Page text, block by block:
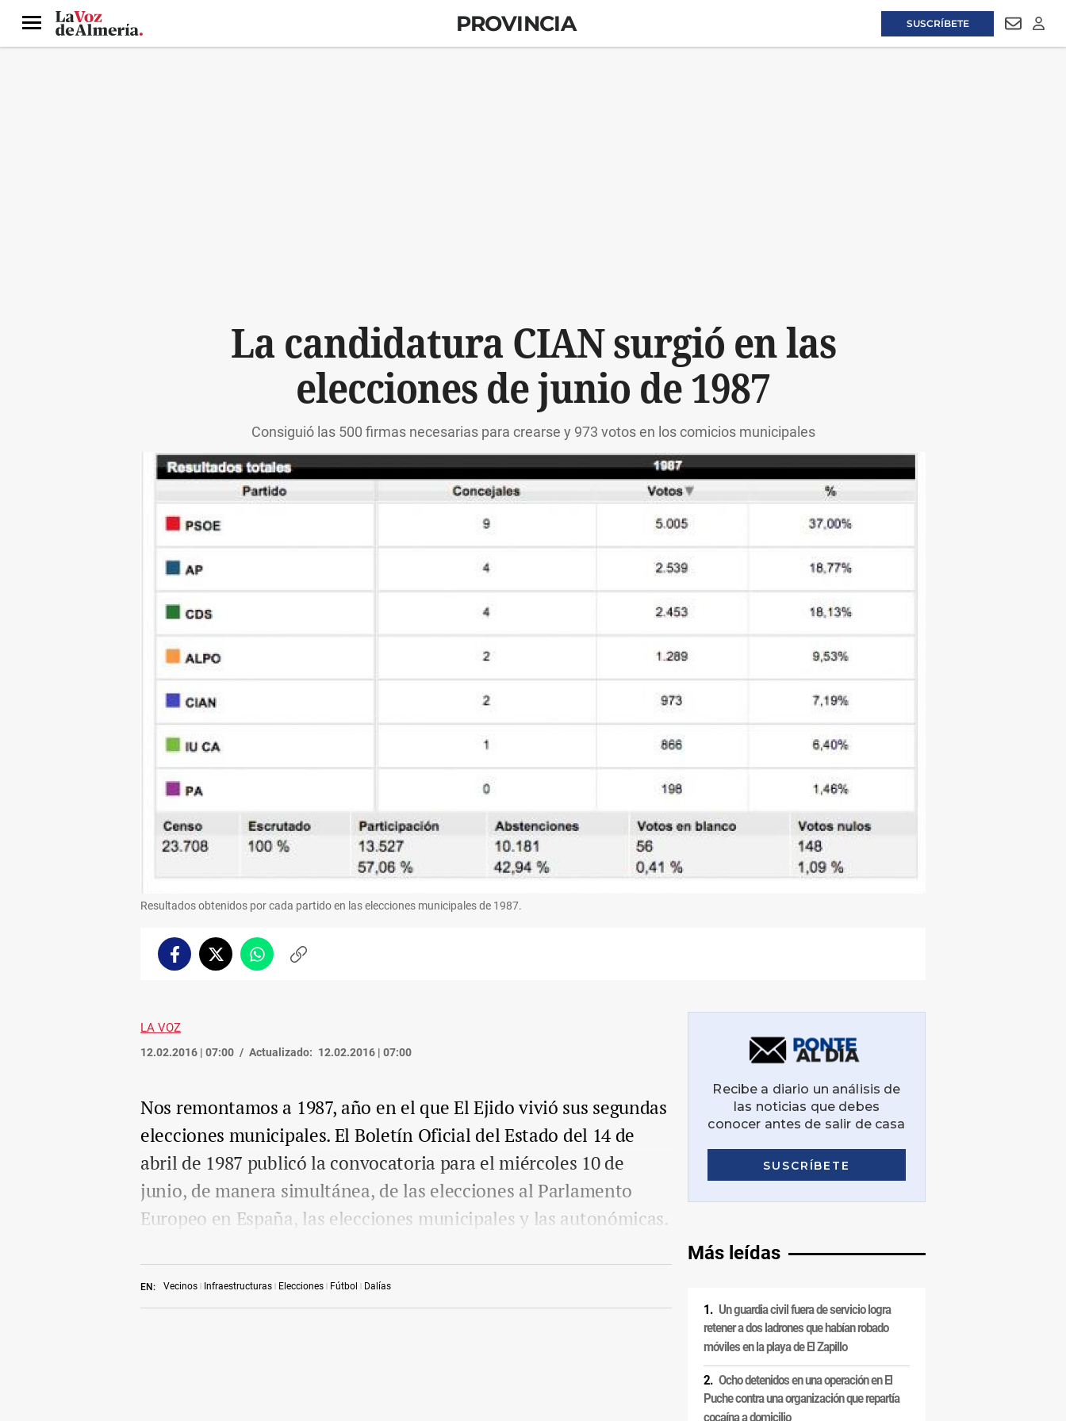
SUSCRÍBETE
Menú PROVINCIA
La candidatura CIAN surgió en las
elecciones de junio de 1987
Consiguió las 500 firmas necesarias para crearse y 973 votos en los comicios municipales
Resultados obtenidos por cada partido en las elecciones municipales de 1987.
FacebookTwitterWhatsappCopiar
LA VOZ
12.02.2016 | 07:00 Actualizado: 12.02.2016 | 07:00
EN: Vecinos Infraestructuras Elecciones Fútbol Dalías
Nos remontamos a 1987, año en el que El Ejido vivió sus segundas
elecciones municipales. El Boletín Oficial del Estado del 14 de
abril de 1987 publicó la convocatoria para el miércoles 10 de
junio, de manera simultánea, de las elecciones al Parlamento
Europeo en España, las elecciones municipales y las autonómicas.
Más leídas
Un guardia civil fuera de servicio logra
retener a dos ladrones que habían robado
móviles en la playa de El Zapillo
Ocho detenidos en una operación en El
Puche contra una organización que repartía
cocaína a domicilio